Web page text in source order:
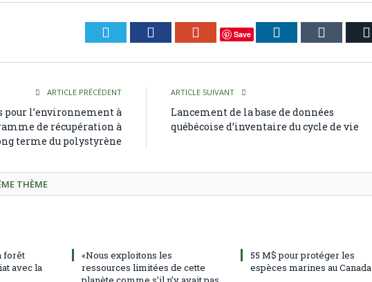
Twitter Facebook Google+
Save LinkedIn Tumblr
ARTICLE PRÉCÉDENT
pour l’environnement à
de récupération à
terme du polystyrène
ARTICLE SUIVANT
Lancement de la base de données
québécoise d’inventaire du cycle de vie
THÈME
forêt
avec la
«Nous exploitons les
ressources limitées de cette
55 M$ pour protéger les
espèces marines au Canada